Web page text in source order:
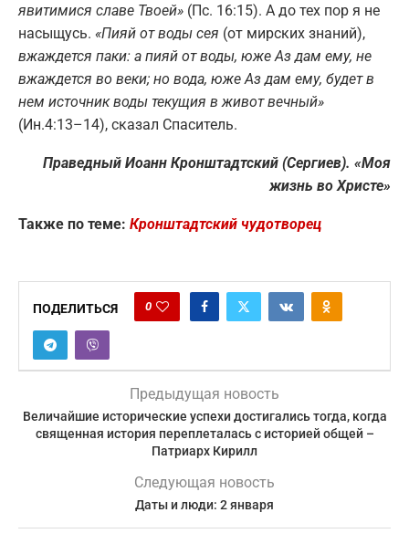
явитимися славе Твоей» (Пс. 16:15). А до тех пор я не
насыщусь. «Пияй от воды сея (от мирских знаний),
вжаждется паки: а пияй от воды, юже Аз дам ему, не
вжаждется во веки; но вода, юже Аз дам ему, будет в
нем источник воды текущия в живот вечный»
(Ин.4:13–14), сказал Спаситель.
Праведный Иоанн Кронштадтский (Сергиев). «Моя
жизнь во Христе»
Также по теме: Кронштадтский чудотворец
ПОДЕЛИТЬСЯ 0
Предыдущая новость
Величайшие исторические успехи достигались тогда, когда
священная история переплеталась с историей общей –
Патриарх Кирилл
Следующая новость
Даты и люди: 2 января